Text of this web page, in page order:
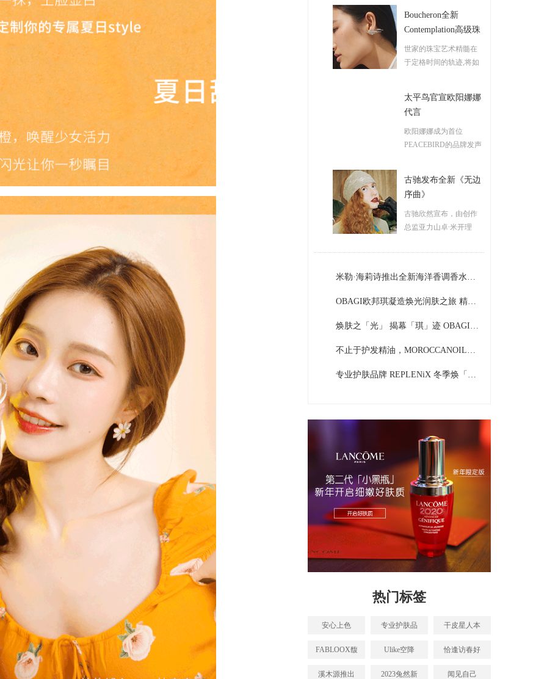
Boucheron全新
Contemplation高级珠
宝系列
世家的珠宝艺术精髓在
于定格时间的轨迹,将如
太平鸟官宣欧阳娜娜
代言
欧阳娜娜成为首位
PEACEBIRD的品牌发声
<详情>
古驰发布全新《无边
序曲》
古驰欣然宣布，由创作
总监亚力山卓∙米开理
的《无边序曲》...<详情
米勒·海莉诗推出全新海洋香调香水：海德拉之水
OBAGI欧邦琪凝造焕光润肤之旅 精准攻克皮肤衰老暗沉
焕肤之「光」 揭幕「琪」迹 OBAGI欧邦琪宣布夏之光为品牌精华大使
不止于护发精油，MOROCCANOIL摩洛哥油推出全新洗护系列
专业护肤品牌 REPLENiX 冬季焕「眼」蜕变新肌
热门标签
安心上色 专业护肤品 干皮星人本
FABLOOX馥 Ulike空降 恰逢访春好
溪木源推出 2023兔然新 闻见自己